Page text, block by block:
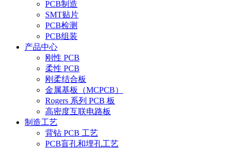
PCB制造
SMT贴片
PCB检测
PCB组装
产品中心
刚性 PCB
柔性 PCB
刚柔结合板
金属基板（MCPCB）
Rogers 系列 PCB 板
高密度互联电路板
制造工艺
背钻 PCB 工艺
PCB盲孔和埋孔工艺